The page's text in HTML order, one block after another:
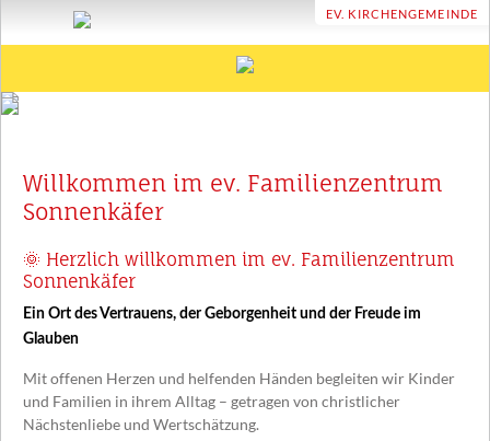
EV. KIRCHENGEMEINDE
ÜBER UNS
Unsere Geschichte
Konzept
Unser Sonnenkäfer Team
ELTERNRAT & FÖRDERVEREIN
Beratung und Unterstützung
Familienbildung und Erziehungspartnerschaft
Kooperationspartner
TERMINE
INFOTHEK
Anmeldung
KONTAKT
Willkommen im ev. Familienzentrum
Sonnenkäfer
🌞 Herzlich willkommen im ev. Familienzentrum
Sonnenkäfer
Ein Ort des Vertrauens, der Geborgenheit und der Freude im
Glauben
Mit offenen Herzen und helfenden Händen begleiten wir Kinder
und Familien in ihrem Alltag – getragen von christlicher
Nächstenliebe und Wertschätzung.